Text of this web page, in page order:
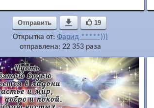
Отправить  19
Открытка от: Фарид *****)))
отправлена: 22 353 раза